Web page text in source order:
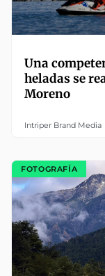
Una
heladas se
Moreno
Intriper Brand Media
FOTOGRAFÍA